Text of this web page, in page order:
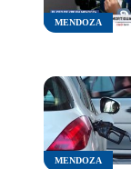
MENDOZA
MENDOZA